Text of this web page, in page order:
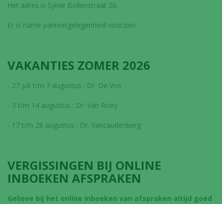
Het adres is Sylvie Bollenstraat 26.
Er is ruime parkeergelegenheid voorzien.
VAKANTIES ZOMER 2026
- 27 juli t/m 7 augustus : Dr. De Vos
- 3 t/m 14 augustus : Dr. Van Roey
- 17 t/m 28 augustus : Dr. Vancaudenberg
VERGISSINGEN BIJ ONLINE
INBOEKEN AFSPRAKEN
Gelieve bij het online inboeken van afspraken altijd goed